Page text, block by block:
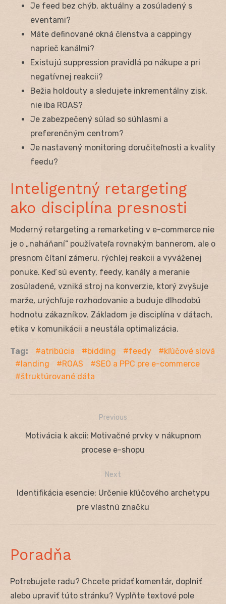
Je feed bez chýb, aktuálny a zosúladený s
eventami?
Máte definované okná členstva a cappingy
naprieč kanálmi?
Existujú suppression pravidlá po nákupe a pri
negatívnej reakcii?
Bežia holdouty a sledujete inkrementálny zisk,
nie iba ROAS?
Je zabezpečený súlad so súhlasmi a
preferenčným centrom?
Je nastavený monitoring doručiteľnosti a kvality
feedu?
Inteligentný retargeting
ako disciplína presnosti
Moderný retargeting a remarketing v e-commerce nie
je o „naháňaní“ používateľa rovnakým bannerom, ale o
presnom čítaní zámeru, rýchlej reakcii a vyváženej
ponuke. Keď sú eventy, feedy, kanály a meranie
zosúladené, vzniká stroj na konverzie, ktorý zvyšuje
marže, urýchľuje rozhodovanie a buduje dlhodobú
hodnotu zákazníkov. Základom je disciplína v dátach,
etika v komunikácii a neustála optimalizácia.
Tag: atribúcia bidding feedy
kľúčové slová
landing
ROAS
SEO a PPC pre e-commerce
štruktúrované dáta
Navigácia
Previous
Previous
Motivácia k akcii: Motivačné prvky v nákupnom
procese e-shopu
Next
Next
Identifikácia esencie: Určenie kľúčového archetypu
pre vlastnú značku
Poradňa
Potrebujete radu? Chcete pridať komentár, doplniť
alebo upraviť túto stránku? Vyplňte textové pole